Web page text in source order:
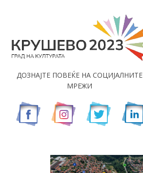
ДОЗНАЈТЕ ПОВЕЌЕ НА СОЦИЈАЛНИТЕ
МРЕЖИ